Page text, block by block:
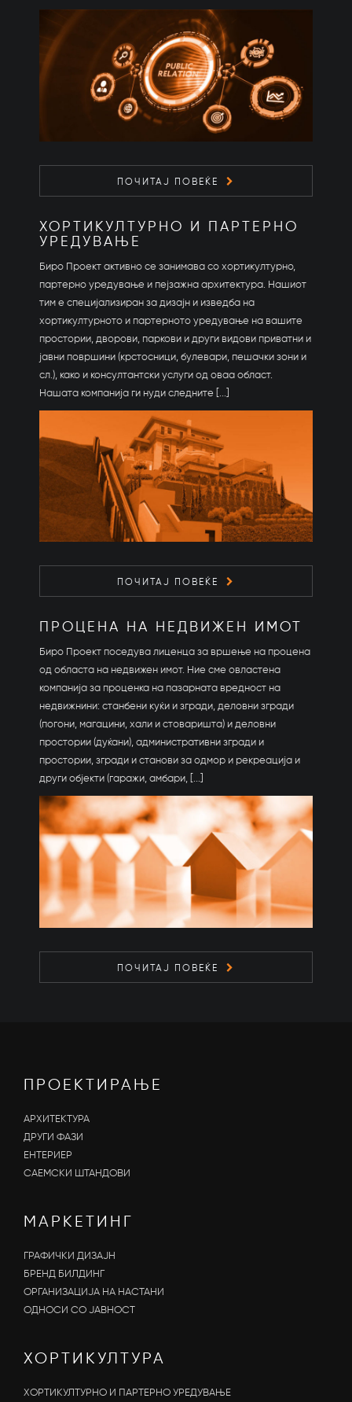
ПОЧИТАЈ ПОВЕЌЕ
ХОРТИКУЛТУРНО И ПАРТЕРНО
УРЕДУВАЊЕ
Биро Проект активно се занимава со хортикултурно,
партерно уредување и пејзажна архитектура. Нашиот
тим е специјализиран за дизајн и изведба на
хортикултурното и партерното уредување на вашите
простории, дворови, паркови и други видови приватни и
јавни површини (крстосници, булевари, пешачки зони и
сл.), како и консултантски услуги од оваа област.
Нашата компанија ги нуди следните [...]
ПОЧИТАЈ ПОВЕЌЕ
ПРОЦЕНА НА НЕДВИЖЕН ИМОТ
Биро Проект поседува лиценца за вршење на процена
од областа на недвижен имот. Ние сме овластена
компанија за проценка на пазарната вредност на
недвижнини: станбени куќи и згради, деловни згради
(погони, магацини, хали и стоваришта) и деловни
простории (дуќани), административни згради и
простории, згради и станови за одмор и рекреација и
други објекти (гаражи, амбари, [...]
ПОЧИТАЈ ПОВЕЌЕ
ПРОЕКТИРАЊЕ
АРХИТЕКТУРА
ДРУГИ ФАЗИ
ЕНТЕРИЕР
САЕМСКИ ШТАНДОВИ
МАРКЕТИНГ
ГРАФИЧКИ ДИЗАЈН
БРЕНД БИЛДИНГ
ОРГАНИЗАЦИЈА НА НАСТАНИ
OДНОСИ СО ЈАВНОСТ
ХОРТИКУЛТУРА
ХОРТИКУЛТУРНО И ПАРТЕРНО УРЕДУВАЊЕ